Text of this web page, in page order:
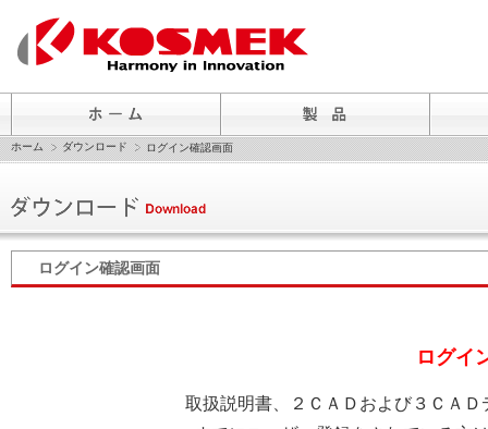
ホーム ダウンロード ログイン確認画面
ログイン確認画面
ログイ
取扱説明書、２ＣＡＤおよび３ＣＡ